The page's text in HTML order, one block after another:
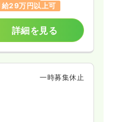
給29万円以上可
詳細を見る
一時募集休止